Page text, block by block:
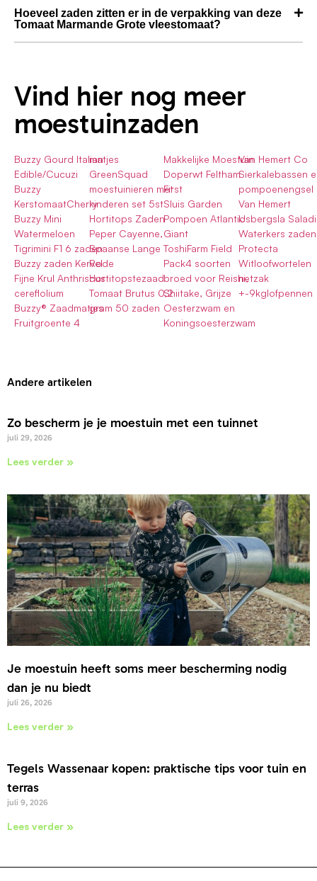
Hoeveel zaden zitten er in de verpakking van deze
Tomaat Marmande Grote vleestomaat?
Vind hier nog meer
moestuinzaden
Buzzy Gourd Italian
Edible/Cucuzi
Buzzy
KerstomaatCherry
Buzzy Mini
Watermeloen
Tigrimini F1 6 zaden
Buzzy zaden Kervel
Fijne Krul Anthriscus
cereflolium
Buzzy® Zaadmatjes
Fruitgroente 4
matjes
GreenSquad
moestuinieren met
kinderen set 5st
Hortitops Zaden
Peper Cayenne,
Spaanse Lange
Rode
Hortitopstezaad
Tomaat Brutus 0,2
gram 50 zaden
Makkelijke Moestuin
Doperwt Feltham
First
Sluis Garden
Pompoen Atlantic
Giant
ToshiFarm Field
Pack4 soorten
broed voor Reishi,
Shiitake, Grijze
Oesterzwam en
Koningsoesterzwam
Van Hemert Co
Sierkalebassen
pompoenengsel
Van Hemert
IJsbergsla
Waterkers zaden
Protecta
Witloofwortelen
netzak
+-9kglofpennen
Andere artikelen
Zo bescherm je je moestuin met een tuinnet
juli 29, 2026
Lees verder »
Je moestuin heeft soms meer bescherming nodig
dan je nu biedt
juli 26, 2026
Lees verder »
Tegels Wassenaar kopen: praktische tips voor tuin en
terras
juli 9, 2026
Lees verder »